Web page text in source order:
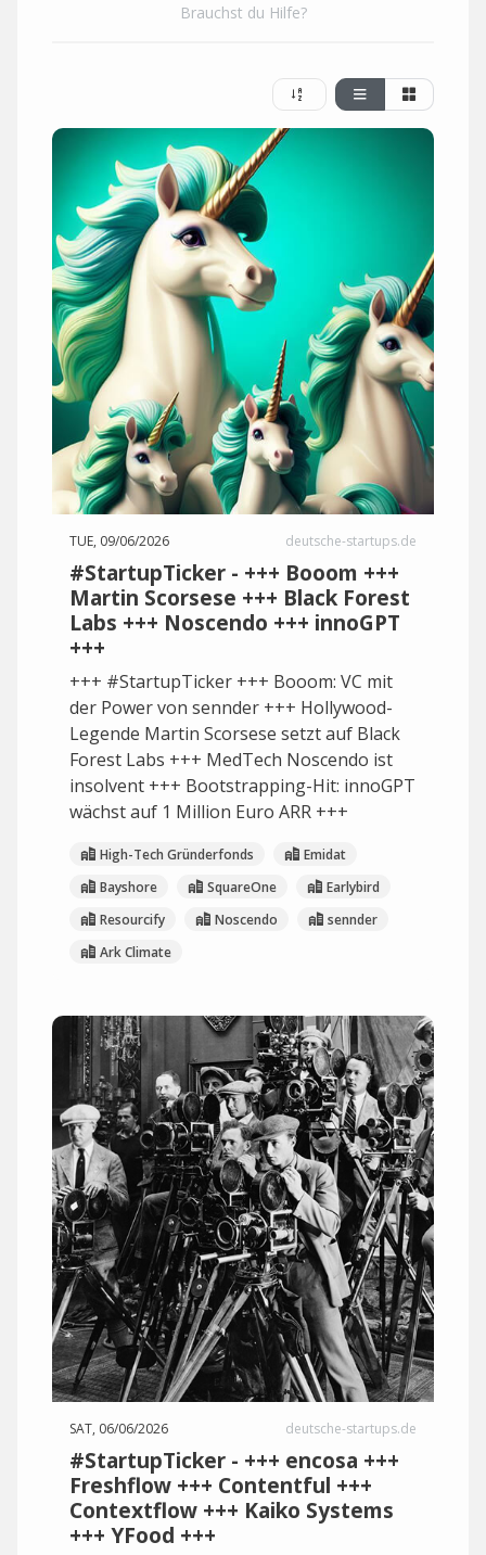
Brauchst du Hilfe?
TUE, 09/06/2026 deutsche-startups.de
#StartupTicker - +++ Booom +++
Martin Scorsese +++ Black Forest
Labs +++ Noscendo +++ innoGPT
+++
+++ #StartupTicker +++ Booom: VC mit
der Power von sennder +++ Hollywood-
Legende Martin Scorsese setzt auf Black
Forest Labs +++ MedTech Noscendo ist
insolvent +++ Bootstrapping-Hit: innoGPT
wächst auf 1 Million Euro ARR +++
High-Tech Gründerfonds
Emidat
Bayshore
SquareOne
Earlybird
Resourcify
Noscendo
sennder
Ark Climate
SAT, 06/06/2026 deutsche-startups.de
#StartupTicker - +++ encosa +++
Freshflow +++ Contentful +++
Contextflow +++ Kaiko Systems
+++ YFood +++